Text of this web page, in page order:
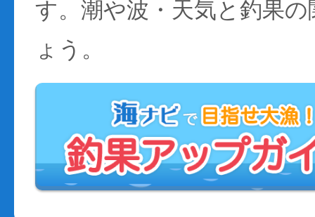
す。潮や波・天気と釣果
ょう。